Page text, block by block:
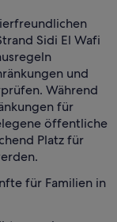
Sidi El Wafi
und
Während
für
öffentliche
Platz für
für Familien in